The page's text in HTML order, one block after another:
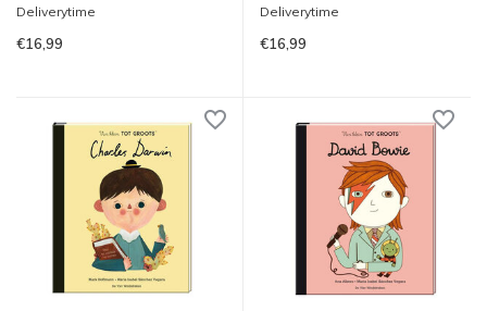
Deliverytime
€16,99
Deliverytime
€16,99